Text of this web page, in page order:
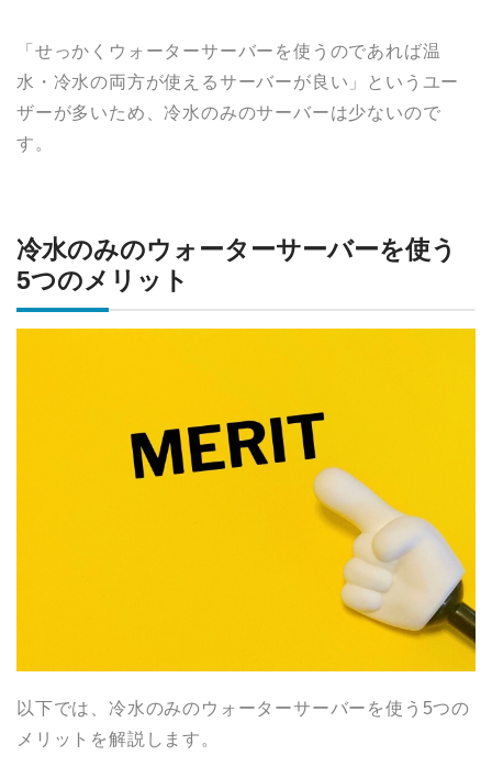
「せっかくウォーターサーバーを使うのであれば温
水・冷水の両方が使えるサーバーが良い」というユー
ザーが多いため、冷水のみのサーバーは少ないので
す。
冷水のみのウォーターサーバーを使う
5つのメリット
以下では、冷水のみのウォーターサーバーを使う5つの
メリットを解説します。